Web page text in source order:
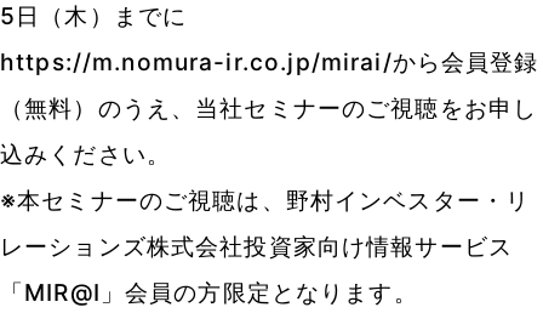
5日（木）までに
https://m.nomura-ir.co.jp/mirai/から会員登録
（無料）のうえ、当社セミナーのご視聴をお申し
込みください。
※本セミナーのご視聴は、野村インベスター・リ
レーションズ株式会社投資家向け情報サービス
「MIR@I」会員の方限定となります。